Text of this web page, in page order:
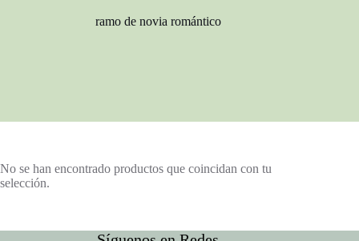
ramo de novia romántico
No se han encontrado productos que coincidan con tu
selección.